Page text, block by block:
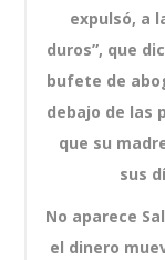
expulsó, a
duros”, que
bufete de
debajo de las
que su
sus
No aparece
el dinero